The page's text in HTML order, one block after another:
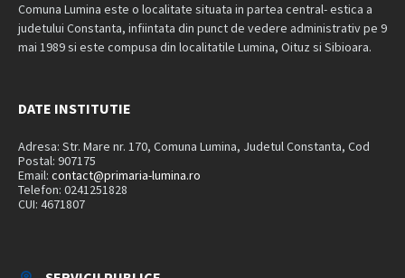
Comuna Lumina este o localitate situata in partea central- estica a
judetului Constanta, infiintata din punct de vedere administrativ pe 9
mai 1989 si este compusa din localitatile Lumina, Oituz si Sibioara.
DATE INSTITUTIE
Adresa: Str. Mare nr. 170, Comuna Lumina, Judetul Constanta, Cod
Postal: 907175
Email: contact@primaria-lumina.ro
Telefon: 0241251828
CUI: 4671807